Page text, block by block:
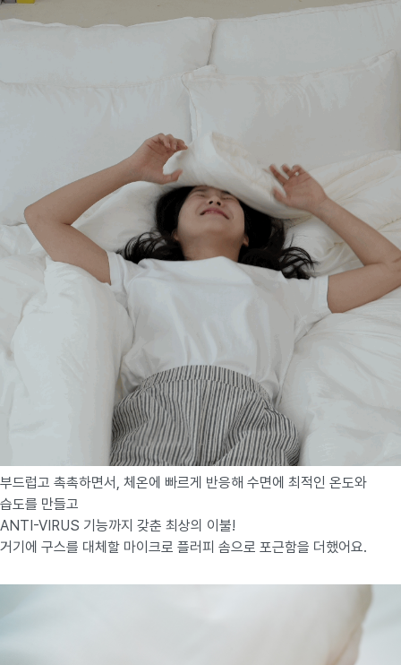
부드럽고 촉촉하면서, 체온에 빠르게 반응해 수면에 최적인 온도와
습도를 만들고
ANTI-VIRUS 기능까지 갖춘 최상의 이불!
거기에 구스를 대체할 마이크로 플러피 솜으로 포근함을 더했어요.